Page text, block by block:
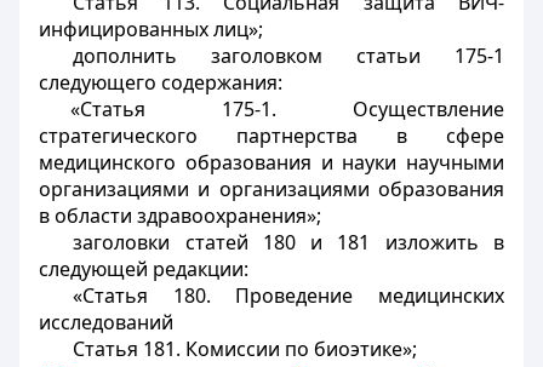
инфицированных лиц»;
дополнить заголовком статьи 175-1
следующего содержания:
«Статья 175-1. Осуществление
стратегического партнерства в сфере
медицинского образования и науки научными
организациями и организациями образования
в области здравоохранения»;
заголовки статей 180 и 181 изложить в
следующей редакции:
«Статья 180. Проведение медицинских
исследований
Статья 181. Комиссии по биоэтике»;